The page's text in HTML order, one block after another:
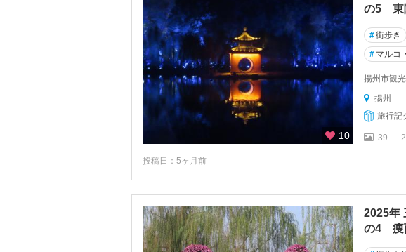
チチハル
チベット自治区
ツェタン
ラサのポタラ宮の歴史的遺跡群周辺
万里の長城周辺
三江
三門峡
上海直轄市
五台山
佛山
10
投稿日：5ヶ月前
の5 東
#街歩き
# マルコ
揚州市観
揚州
旅行記
39
2025年
の4 痩